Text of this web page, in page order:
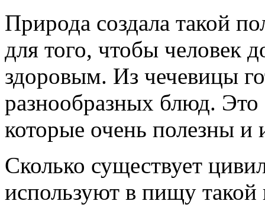
Природа создала такой
для того, чтобы человек
здоровым. Из чечевицы
разнообразных блюд.
которые очень полезны
Сколько существует
используют в пищу такой